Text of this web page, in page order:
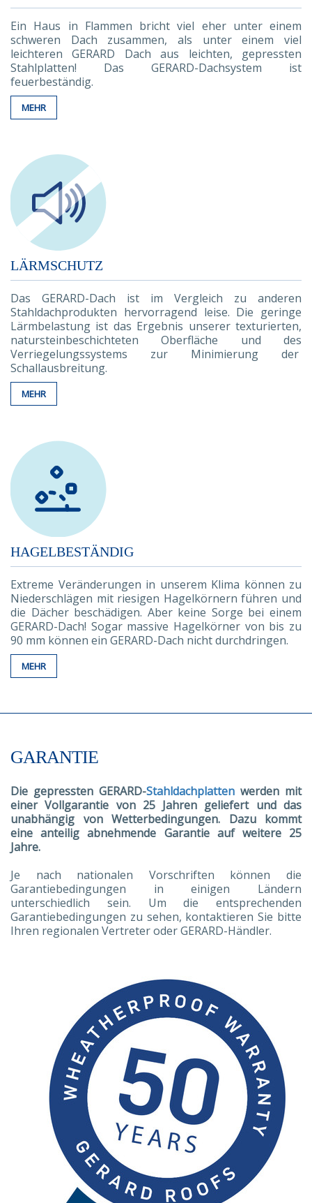
Ein Haus in Flammen bricht viel eher unter einem
schweren Dach zusammen, als unter einem viel
leichteren GERARD Dach aus leichten, gepressten
Stahlplatten! Das GERARD-Dachsystem ist
feuerbeständig.
MEHR
LÄRMSCHUTZ
Das GERARD-Dach ist im Vergleich zu anderen
Stahldachprodukten hervorragend leise. Die geringe
Lärmbelastung ist das Ergebnis unserer texturierten,
natursteinbeschichteten Oberfläche und des
Verriegelungssystems zur Minimierung der
Schallausbreitung.
MEHR
HAGELBESTÄNDIG
Extreme Veränderungen in unserem Klima können zu
Niederschlägen mit riesigen Hagelkörnern führen und
die Dächer beschädigen. Aber keine Sorge bei einem
GERARD-Dach! Sogar massive Hagelkörner von bis zu
90 mm können ein GERARD-Dach nicht durchdringen.
MEHR
GARANTIE
Die gepressten GERARD-Stahldachplatten werden mit
einer Vollgarantie von 25 Jahren geliefert und das
unabhängig von Wetterbedingungen. Dazu kommt
eine anteilig abnehmende Garantie auf weitere 25
Jahre.
Je nach nationalen Vorschriften können die
Garantiebedingungen in einigen Ländern
unterschiedlich sein. Um die entsprechenden
Garantiebedingungen zu sehen, kontaktieren Sie bitte
Ihren regionalen Vertreter oder GERARD-Händler.